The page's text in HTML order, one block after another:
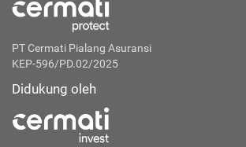
PT Cermati Pialang Asuransi
KEP-596/PD.02/2025
Didukung oleh